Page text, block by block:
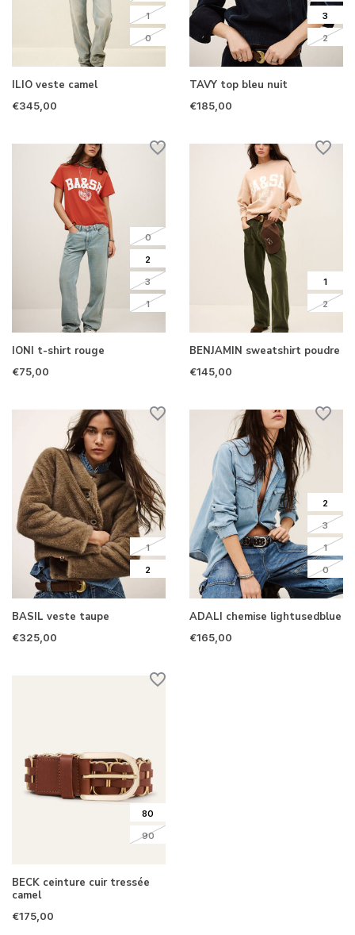
1
0
ILIO veste camel
€345,00
3
2
TAVY top bleu nuit
€185,00
0
2
3
1
IONI t-shirt rouge
€75,00
1
2
BENJAMIN sweatshirt poudre
€145,00
1
2
BASIL veste taupe
€325,00
2
3
1
0
ADALI chemise lightusedblue
€165,00
80
90
BECK ceinture cuir tressée
camel
€175,00